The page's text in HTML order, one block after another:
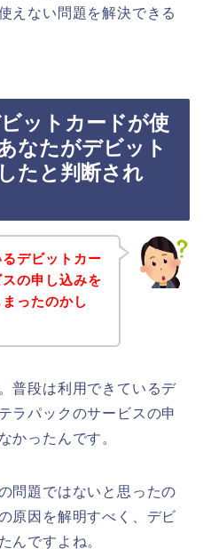
えない問題を解決できる
ットカードが使
なたがデビット
たと判断され
デビットカー
の申し込みを
ったのかし
普段は利用できているデ
ラパックのサービスの申
かったんです。
問題ではないと思ったの
原因を解明すべく、デビ
んですよね。